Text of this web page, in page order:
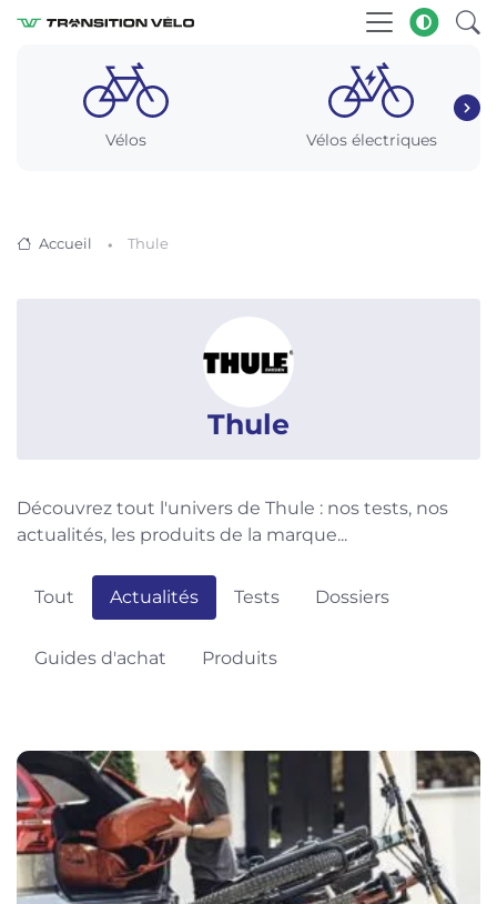
Vélos Vélos électriques
Accueil Thule
Thule
Découvrez tout l'univers de Thule : nos tests, nos
actualités, les produits de la marque...
Tout Actualités Tests Dossiers
Guides d'achat Produits